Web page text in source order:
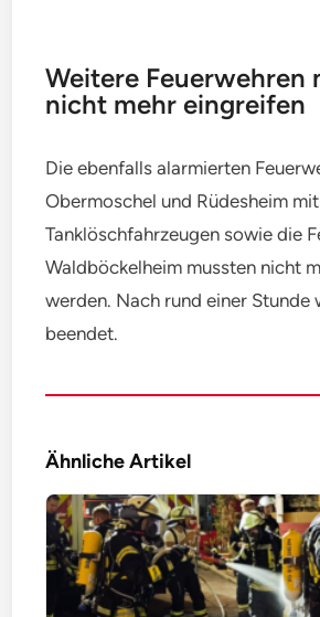
Weitere Feuerwehren
nicht mehr eingreifen
Die ebenfalls alarmierten
Obermoschel und Rüdesheim mit
Tanklöschfahrzeugen sowie die
Waldböckelheim mussten nicht
werden. Nach rund einer Stunde
beendet.
Ähnliche Artikel